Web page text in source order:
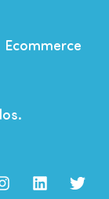
Ecommerce